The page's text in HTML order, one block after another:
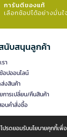
การันตีของแท้
เลือกช้อปได้อย่างมั่นใ
นับสนุนลูกค้า
า
อปออนไลน์
งสินค้า
การเปลี่ยน/คืนสินค้า
บคำสั่งซื้อ
โปรดยอมรับนโยบายคุกกี้เ